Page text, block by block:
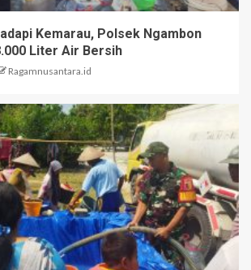
Kemarau, Polsek Ngambon
Liter Air Bersih
Ragamnusantara.id